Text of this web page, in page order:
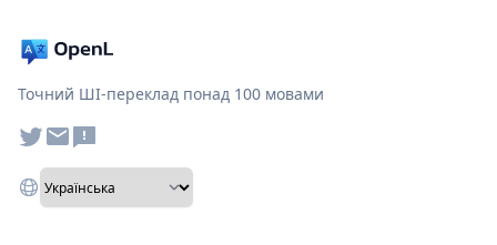
Точний ШІ-переклад понад 100 мовами